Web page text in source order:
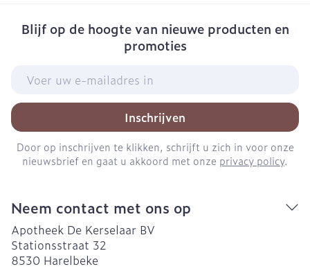
Blijf op de hoogte van nieuwe producten en
promoties
Inschrijven
Door op inschrijven te klikken, schrijft u zich in voor onze
nieuwsbrief en gaat u akkoord met onze privacy policy.
Neem contact met ons op
Apotheek De Kerselaar BV
Stationsstraat 32
8530 Harelbeke